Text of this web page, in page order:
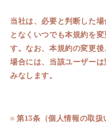
当社は、必要と判断した
となくいつでも本規約を
す。なお、本規約の変更
場合には、当該ユーザー
みなします。
■第13条 （個人情報の取扱